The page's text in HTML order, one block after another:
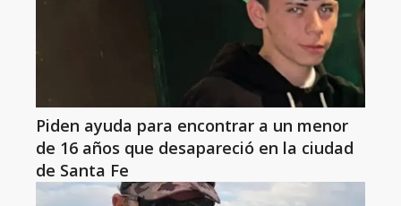
Piden ayuda para encontrar a un menor
de 16 años que desapareció en la ciudad
de Santa Fe